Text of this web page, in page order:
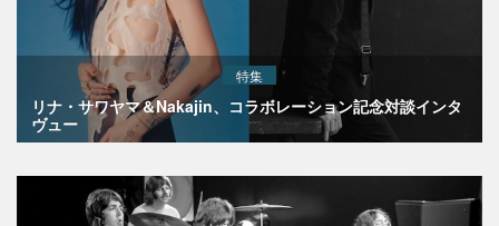
特集
リナ・サワヤマ＆Nakajin、コラボレーション記念対談インタ
ヴュー